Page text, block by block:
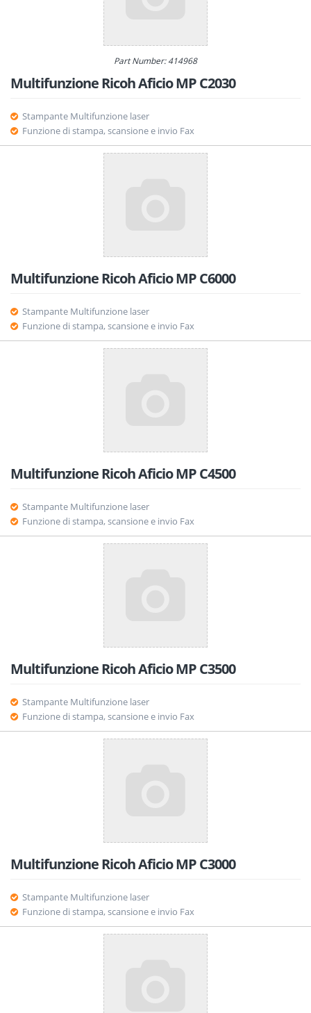
Part Number: 414968
Multifunzione Ricoh Aficio MP C2030
Stampante Multifunzione laser
Funzione di stampa, scansione e invio Fax
Multifunzione Ricoh Aficio MP C6000
Stampante Multifunzione laser
Funzione di stampa, scansione e invio Fax
Multifunzione Ricoh Aficio MP C4500
Stampante Multifunzione laser
Funzione di stampa, scansione e invio Fax
Multifunzione Ricoh Aficio MP C3500
Stampante Multifunzione laser
Funzione di stampa, scansione e invio Fax
Multifunzione Ricoh Aficio MP C3000
Stampante Multifunzione laser
Funzione di stampa, scansione e invio Fax